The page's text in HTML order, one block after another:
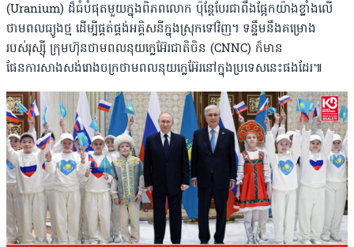
(Uranium) ដ៏ធំបំផុតមួយក្នុងពិភពលោក ប៉ុន្តែបែរជាពឹងផ្អែកយ៉ាងខ្លាំងលើ
ថាមពលធ្យូងថ្ម ដើម្បីផ្គត់ផ្គង់អគ្គិសនីក្នុងស្រុកទៅវិញ។ ទន្ទឹមនឹងគម្រោង
របស់រុស្ស៊ី ក្រុមហ៊ុនថាមពលនុយក្លេអ៊ែរជាតិចិន (CNNC) ក៏មាន
ផែនការសាងសង់រោងចក្រថាមពលនុយក្លេអ៊ែរនៅក្នុងប្រទេសនេះផងដែរ៕